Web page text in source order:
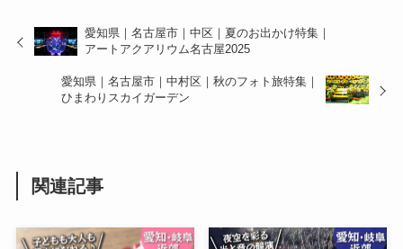
愛知県｜名古屋市｜中区｜夏のお出かけ特集｜
アートアクアリウム名古屋2025
愛知県｜名古屋市｜中村区｜秋のフォト旅特集｜
ひまわりスカイガーデン
関連記事